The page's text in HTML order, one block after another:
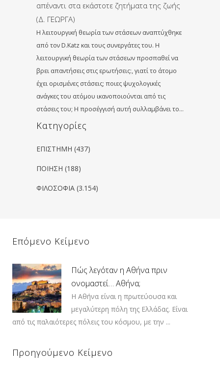
απέναντι στα εκάστοτε ζητήματα της ζωής
(Δ. ΓΕΩΡΓΑ)
Η λειτουργική θεωρία των στάσεων αναπτύχθηκε
από τον D.Katz και τους συνεργάτες του. Η
λειτουργική θεωρία των στάσεων προσπαθεί να
βρει απαντήσεις στις ερωτήσεις:, γιατί το άτοµο
έχει ορισµένες στάσεις; ποιες ψυχολογικές
ανάγκες του ατόµου ικανοποιούνται από τις
στάσεις του; Η προσέγγισή αυτή συλλαµβάνει το…
Kατηγορίες
ΕΠΙΣΤΗΜΗ (437)
ΠΟΙΗΣΗ (188)
ΦΙΛΟΣΟΦΙΑ (3.154)
Επόμενο Κείμενο
Πώς λεγόταν η Αθήνα πριν
ονομαστεί… Αθήνα;
Η Αθήνα είναι η πρωτεύουσα και
μεγαλύτερη πόλη της Ελλάδας. Είναι
από τις παλαιότερες πόλεις του κόσμου, με την ...
Προηγούμενο Κείμενο